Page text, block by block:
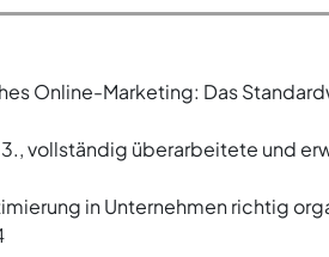
Online-Marketing: Das
vollständig überarbeitete und
in Unternehmen richtig